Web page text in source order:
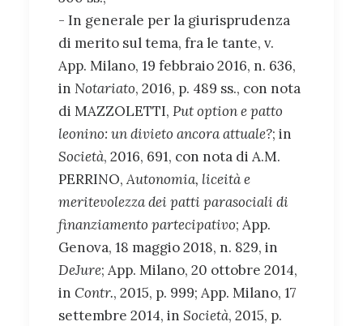
- In generale per la giurisprudenza
di merito sul tema, fra le tante, v.
App. Milano, 19 febbraio 2016, n. 636,
in Notariato, 2016, p. 489 ss., con nota
di MAZZOLETTI, Put option e patto
leonino: un divieto ancora attuale?; in
Società, 2016, 691, con nota di A.M.
PERRINO,Autonomia, liceità e
meritevolezza dei patti parasociali di
finanziamento partecipativo; App.
Genova, 18 maggio 2018, n. 829, in
DeJure; App. Milano, 20 ottobre 2014,
in Contr., 2015, p. 999; App. Milano, 17
settembre 2014, in Società, 2015, p.